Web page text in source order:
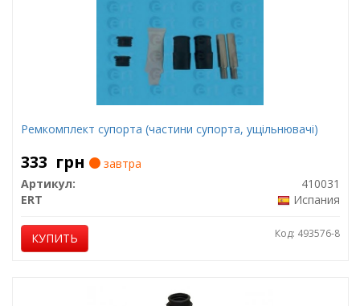
Ремкомплект супорта (частини супорта, ущільнювачі)
333 грн
завтра
Артикул:
410031
ERT
Испания
КУПИТЬ Код: 493576-8